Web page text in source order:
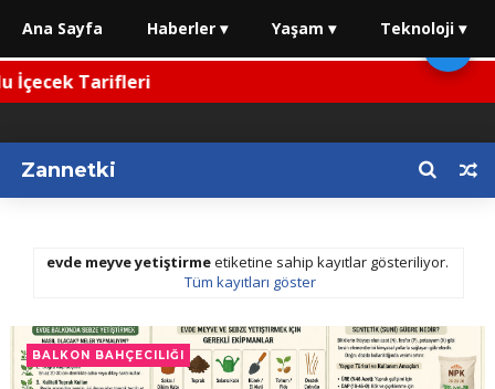
Tarifleri
Zannetki
evde meyve yetiştirmeetiketine sahip kayıtlar gösteriliyor.
Tüm kayıtları göster
BALKON BAHÇECILIĞI
Ana Sayfa Haberler ▾ Yaşam ▾ Teknoloji ▾